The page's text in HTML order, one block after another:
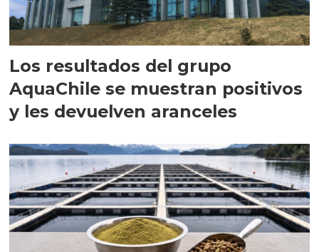
Los resultados del grupo
AquaChile se muestran positivos
y les devuelven aranceles